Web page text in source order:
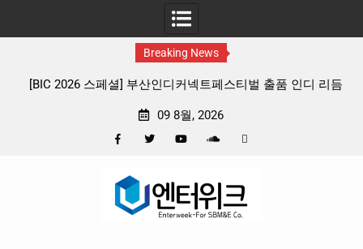
Breaking News
커넥트페스티벌 출품 인디 리듬
판타지 케이팝 애니메이션 ‘고스
09 8월, 2026
Google